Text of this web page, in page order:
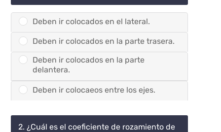
Deben ir colocados en el lateral.
Deben ir colocados en la parte trasera.
Deben ir colocados en la parte
delantera.
Deben ir colocaeos entre los ejes.
2. ¿Cuál es el coeficiente de rozamiento de